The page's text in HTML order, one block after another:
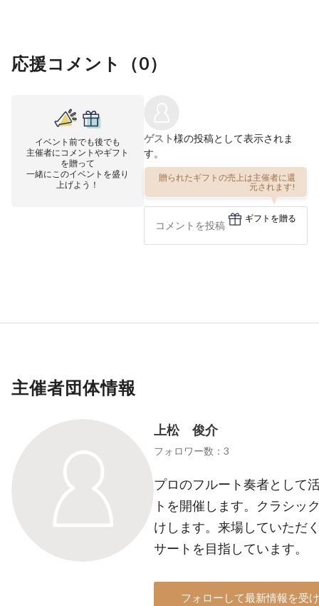
応援コメント（0）
イベント前でも後でも
主催者にコメントやギフト
を贈って
一緒にこのイベントを盛り
上げよう！
ゲスト様の投稿として表示されま
す。
贈られたギフトの売上は主催者に還
元されます!
ギフトを贈る
主催者団体情報
上松 俊介
フォロワー数：3
プロのフルート奏者として
トを開催します。クラシッ
けします。来場していただ
サートを目指しています。
フォローして最新情報を受